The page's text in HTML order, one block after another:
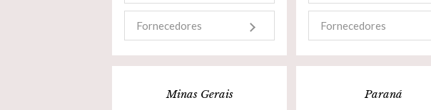
Fornecedores Fornecedores
Minas Gerais Paraná